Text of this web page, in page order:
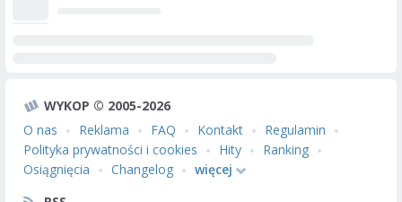
WYKOP © 2005-2026
O nas
Reklama FAQ Kontakt
Regulamin
Polityka prywatności i cookies
Hity
Ranking
Osiągnięcia
Changelog
więcej